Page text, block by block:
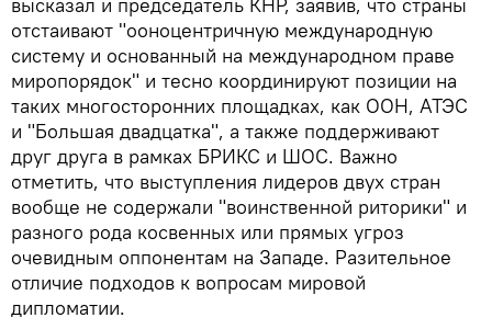
отстаивают "ооноцентричную международную
систему и основанный на международном праве
миропорядок" и тесно координируют позиции на
таких многосторонних площадках, как ООН, АТЭС
и "Большая двадцатка", а также поддерживают
друг друга в рамках БРИКС и ШОС. Важно
отметить, что выступления лидеров двух стран
вообще не содержали "воинственной риторики" и
разного рода косвенных или прямых угроз
очевидным оппонентам на Западе. Разительное
отличие подходов к вопросам мировой
дипломатии.